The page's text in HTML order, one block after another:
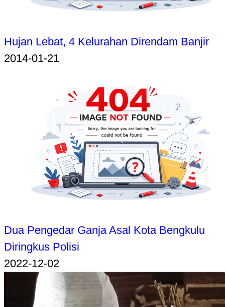
Hujan Lebat, 4 Kelurahan Direndam Banjir
2014-01-21
Dua Pengedar Ganja Asal Kota Bengkulu
Diringkus Polisi
2022-12-02